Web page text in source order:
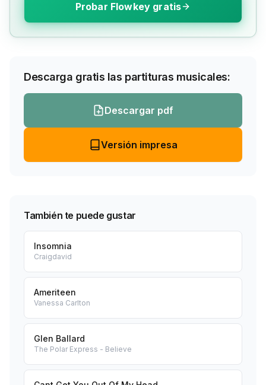
Probar Flowkey gratis
Descarga gratis las partituras musicales:
Descargar pdf
Versión impresa
También te puede gustar
Insomnia
Craigdavid
Ameriteen
Vanessa Carlton
Glen Ballard
The Polar Express - Believe